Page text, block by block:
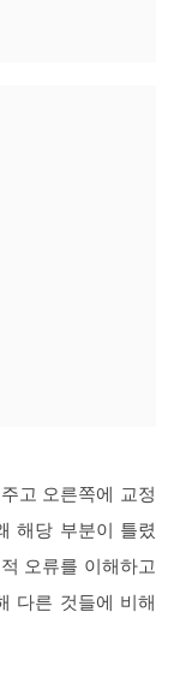
고 오른쪽에 교정
해당 부분이 틀렸
오류를 이해하고
다른 것들에 비해